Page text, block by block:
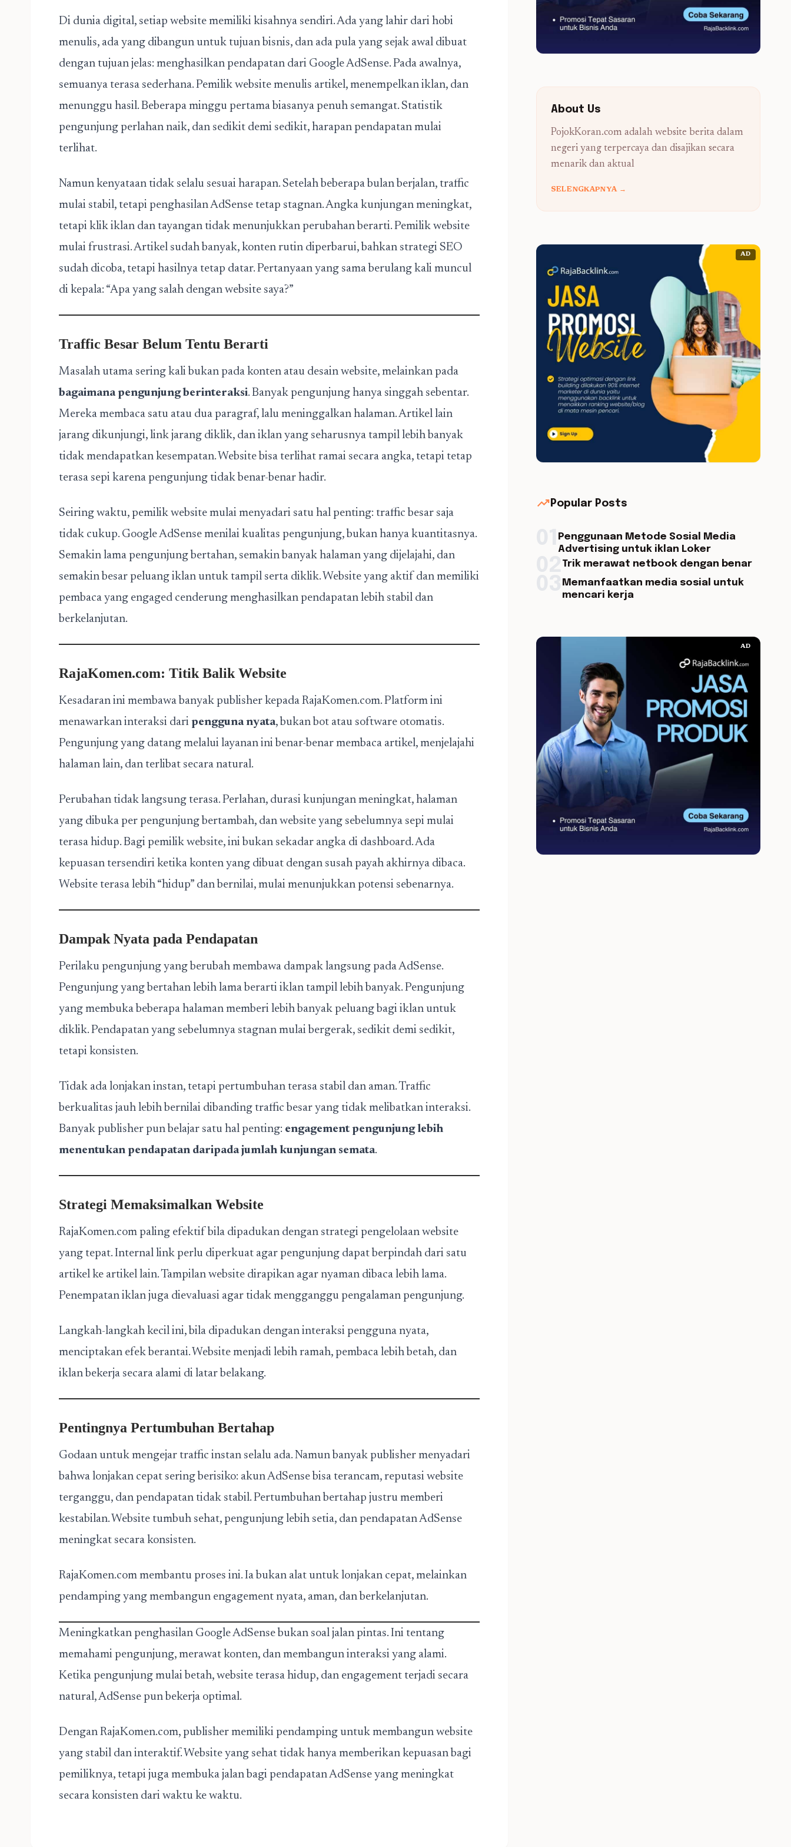
Di dunia digital, setiap website memiliki kisahnya sendiri. Ada yang lahir dari hobi
menulis, ada yang dibangun untuk tujuan bisnis, dan ada pula yang sejak awal dibuat
dengan tujuan jelas: menghasilkan pendapatan dari Google AdSense. Pada awalnya,
semuanya terasa sederhana. Pemilik website menulis artikel, menempelkan iklan, dan
menunggu hasil. Beberapa minggu pertama biasanya penuh semangat. Statistik
pengunjung perlahan naik, dan sedikit demi sedikit, harapan pendapatan mulai
terlihat.
Namun kenyataan tidak selalu sesuai harapan. Setelah beberapa bulan berjalan, traffic
mulai stabil, tetapi penghasilan AdSense tetap stagnan. Angka kunjungan meningkat,
tetapi klik iklan dan tayangan tidak menunjukkan perubahan berarti. Pemilik website
mulai frustrasi. Artikel sudah banyak, konten rutin diperbarui, bahkan strategi SEO
sudah dicoba, tetapi hasilnya tetap datar. Pertanyaan yang sama berulang kali muncul
di kepala: “Apa yang salah dengan website saya?”
Traffic Besar Belum Tentu Berarti
Masalah utama sering kali bukan pada konten atau desain website, melainkan pada
bagaimana pengunjung berinteraksi. Banyak pengunjung hanya singgah sebentar.
Mereka membaca satu atau dua paragraf, lalu meninggalkan halaman. Artikel lain
jarang dikunjungi, link jarang diklik, dan iklan yang seharusnya tampil lebih banyak
tidak mendapatkan kesempatan. Website bisa terlihat ramai secara angka, tetapi tetap
terasa sepi karena pengunjung tidak benar-benar hadir.
Seiring waktu, pemilik website mulai menyadari satu hal penting: traffic besar saja
tidak cukup. Google AdSense menilai kualitas pengunjung, bukan hanya kuantitasnya.
Semakin lama pengunjung bertahan, semakin banyak halaman yang dijelajahi, dan
semakin besar peluang iklan untuk tampil serta diklik. Website yang aktif dan memiliki
pembaca yang engaged cenderung menghasilkan pendapatan lebih stabil dan
berkelanjutan.
RajaKomen.com: Titik Balik Website
Kesadaran ini membawa banyak publisher kepada RajaKomen.com. Platform ini
menawarkan interaksi dari pengguna nyata, bukan bot atau software otomatis.
Pengunjung yang datang melalui layanan ini benar-benar membaca artikel, menjelajahi
halaman lain, dan terlibat secara natural.
Perubahan tidak langsung terasa. Perlahan, durasi kunjungan meningkat, halaman
yang dibuka per pengunjung bertambah, dan website yang sebelumnya sepi mulai
terasa hidup. Bagi pemilik website, ini bukan sekadar angka di dashboard. Ada
kepuasan tersendiri ketika konten yang dibuat dengan susah payah akhirnya dibaca.
Website terasa lebih “hidup” dan bernilai, mulai menunjukkan potensi sebenarnya.
Dampak Nyata pada Pendapatan
Perilaku pengunjung yang berubah membawa dampak langsung pada AdSense.
Pengunjung yang bertahan lebih lama berarti iklan tampil lebih banyak. Pengunjung
yang membuka beberapa halaman memberi lebih banyak peluang bagi iklan untuk
diklik. Pendapatan yang sebelumnya stagnan mulai bergerak, sedikit demi sedikit,
tetapi konsisten.
Tidak ada lonjakan instan, tetapi pertumbuhan terasa stabil dan aman. Traffic
berkualitas jauh lebih bernilai dibanding traffic besar yang tidak melibatkan interaksi.
Banyak publisher pun belajar satu hal penting: engagement pengunjung lebih
menentukan pendapatan daripada jumlah kunjungan semata.
Strategi Memaksimalkan Website
RajaKomen.com paling efektif bila dipadukan dengan strategi pengelolaan website
yang tepat. Internal link perlu diperkuat agar pengunjung dapat berpindah dari satu
artikel ke artikel lain. Tampilan website dirapikan agar nyaman dibaca lebih lama.
Penempatan iklan juga dievaluasi agar tidak mengganggu pengalaman pengunjung.
Langkah-langkah kecil ini, bila dipadukan dengan interaksi pengguna nyata,
menciptakan efek berantai. Website menjadi lebih ramah, pembaca lebih betah, dan
iklan bekerja secara alami di latar belakang.
Pentingnya Pertumbuhan Bertahap
Godaan untuk mengejar traffic instan selalu ada. Namun banyak publisher menyadari
bahwa lonjakan cepat sering berisiko: akun AdSense bisa terancam, reputasi website
terganggu, dan pendapatan tidak stabil. Pertumbuhan bertahap justru memberi
kestabilan. Website tumbuh sehat, pengunjung lebih setia, dan pendapatan AdSense
meningkat secara konsisten.
RajaKomen.com membantu proses ini. Ia bukan alat untuk lonjakan cepat, melainkan
pendamping yang membangun engagement nyata, aman, dan berkelanjutan.
Meningkatkan penghasilan Google AdSense bukan soal jalan pintas. Ini tentang
memahami pengunjung, merawat konten, dan membangun interaksi yang alami.
Ketika pengunjung mulai betah, website terasa hidup, dan engagement terjadi secara
natural, AdSense pun bekerja optimal.
Dengan RajaKomen.com, publisher memiliki pendamping untuk membangun website
yang stabil dan interaktif. Website yang sehat tidak hanya memberikan kepuasan bagi
pemiliknya, tetapi juga membuka jalan bagi pendapatan AdSense yang meningkat
secara konsisten dari waktu ke waktu.
About Us
PojokKoran.com adalah website berita dalam
negeri yang terpercaya dan disajikan secara
menarik dan aktual
SELENGKAPNYA →
AD
trending_up Popular Posts
Penggunaan Metode Sosial Media
Advertising untuk iklan Loker
Trik merawat netbook dengan benar
Memanfaatkan media sosial untuk
mencari kerja
AD